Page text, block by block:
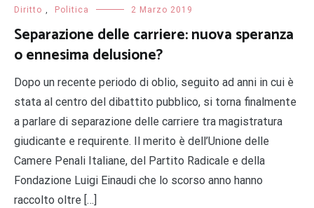
Diritto Politica 2 Marzo 2019
Separazione delle carriere: nuova speranza
o ennesima delusione?
​Dopo un recente periodo di oblio, seguito ad anni in cui è
stata al centro del dibattito pubblico, si torna finalmente
a parlare di separazione delle carriere tra magistratura
giudicante e requirente. ​Il merito è dell’Unione delle
Camere Penali Italiane, del Partito Radicale e della
Fondazione Luigi Einaudi che lo scorso anno hanno
raccolto oltre […]